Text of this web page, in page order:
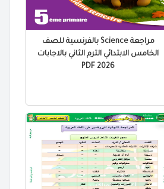
مراجعة Science بالفرنسية للصف
الخامس الابتدائي الترم الثاني بالاجابات
2026 PDF